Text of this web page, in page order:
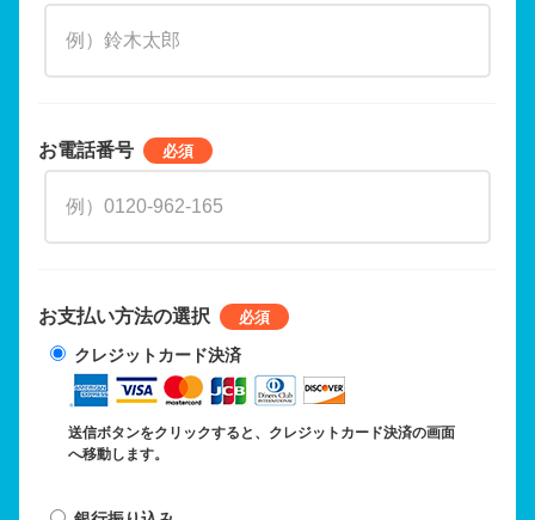
お電話番号
お支払い方法の選択
クレジットカード決済
送信ボタンをクリックすると、クレジットカード決済の画面
へ移動します。